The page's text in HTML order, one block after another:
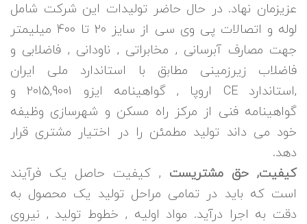
عزیزمان نهاد. در حال حاضر تولیدات این شرکت شامل
لوله و اتصالات پی وی سی از سایز 20 تا 400 میلیمتر
جهت مصارف آبرسانی , مخابراتی , ناودانی , فاضلابی و
فاضلاب زیرزمینی مطابق با استاندارد ملی ایران
,استاندارد CE اروپا , گواهینامه ایزو 2015,9001 و
گواهینامه فنی از مرکز راه مسکن و شهرسازی وظیفه
خود می داند تولید مطمئن را در اختیار مشتری قرار
دهد.
کیفیت, حق مشتریست , کیفیت حاصل یک فرآیند
است که باید در تمامی مراحل تولید یک محصول به
دقت به اجرا درآید. مواد اولیه , خطوط تولید , نیروی